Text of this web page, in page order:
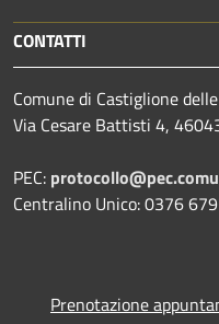
CONTATTI
Comune di Castiglione
Via Cesare Battisti 4,
PEC:
Centralino Unico: 0376
Prenotazione